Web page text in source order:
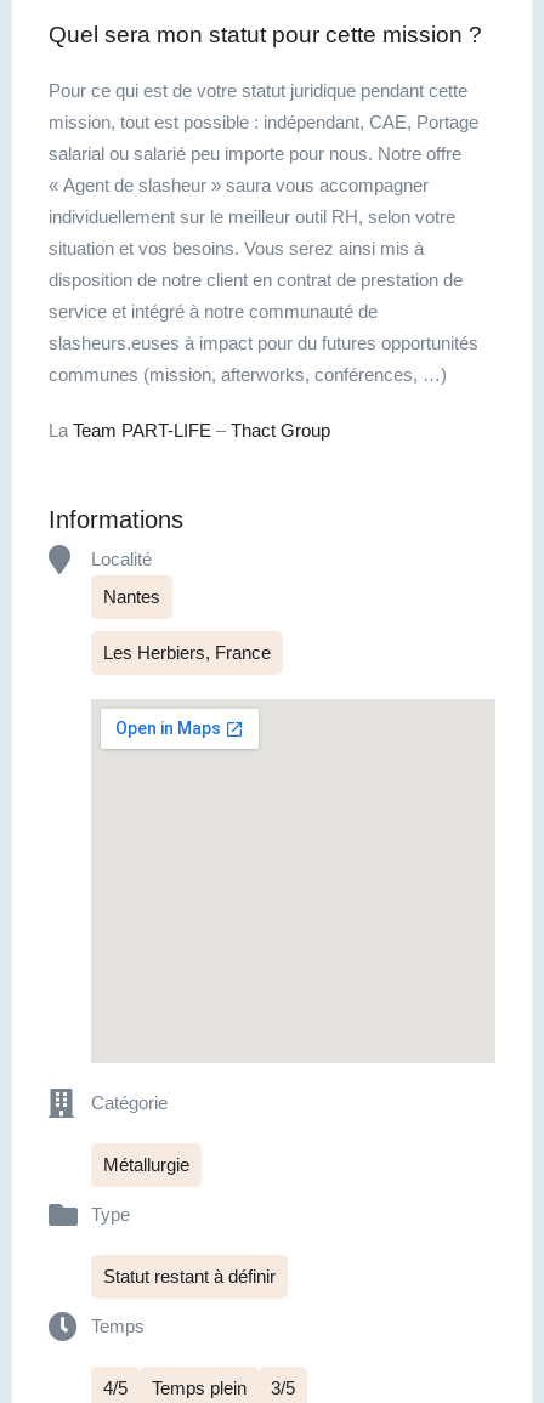
Quel sera mon statut pour cette mission ?
Pour ce qui est de votre statut juridique pendant cette
mission, tout est possible : indépendant, CAE, Portage
salarial ou salarié peu importe pour nous. Notre offre
« Agent de slasheur » saura vous accompagner
individuellement sur le meilleur outil RH, selon votre
situation et vos besoins. Vous serez ainsi mis à
disposition de notre client en contrat de prestation de
service et intégré à notre communauté de
slasheurs.euses à impact pour du futures opportunités
communes (mission, afterworks, conférences, …)
La Team PART-LIFE –Thact Group
Informations
Localité
Nantes
Les Herbiers, France
Catégorie
Métallurgie
Type
Statut restant à définir
Temps
4/5 Temps plein 3/5